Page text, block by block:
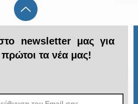
newsletter μας για
τα νέα μας!